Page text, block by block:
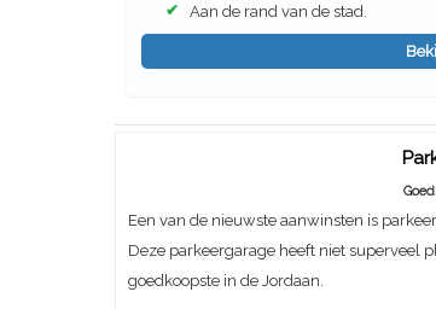
✔ Aan de rand van de stad.
Een van de nieuwste aanwinsten is
Deze parkeergarage heeft niet superveel
goedkoopste in de Jordaan.